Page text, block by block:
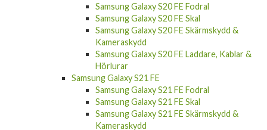
Samsung Galaxy S20 FE Fodral
Samsung Galaxy S20 FE Skal
Samsung Galaxy S20 FE Skärmskydd &
Kameraskydd
Samsung Galaxy S20 FE Laddare, Kablar &
Hörlurar
Samsung Galaxy S21 FE
Samsung Galaxy S21 FE Fodral
Samsung Galaxy S21 FE Skal
Samsung Galaxy S21 FE Skärmskydd &
Kameraskydd